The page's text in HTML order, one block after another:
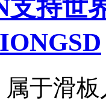
支持世
于滑